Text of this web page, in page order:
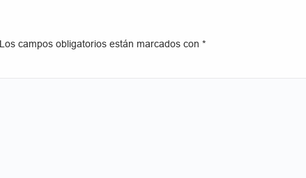
Los campos obligatorios están marcados con *